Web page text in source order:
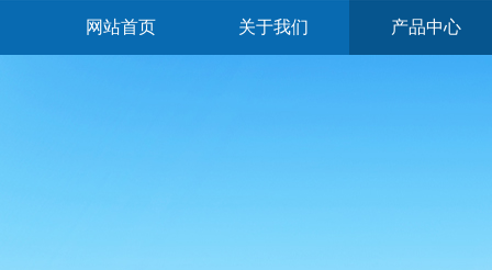
网站首页 关于我们 产品中心